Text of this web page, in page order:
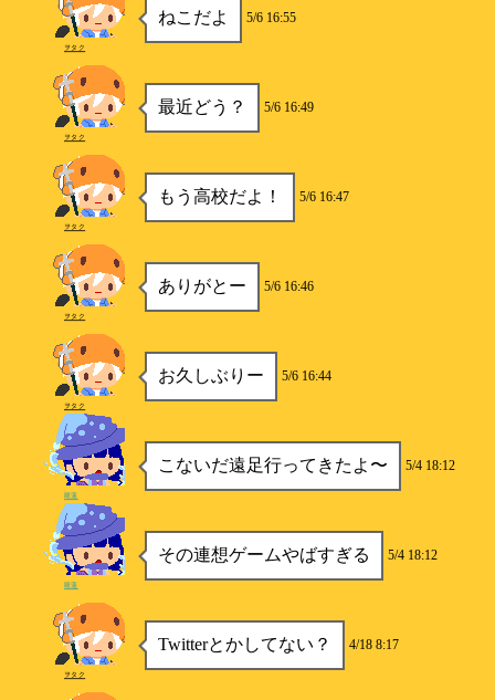
ねこだよ 5/6 16:55
ヲタク
最近どう？ 5/6 16:49
ヲタク
もう高校だよ！ 5/6 16:47
ヲタク
ありがとー 5/6 16:46
ヲタク
お久しぶりー 5/6 16:44
ヲタク
こないだ遠足行ってきたよ〜 5/4 18:12
睡蓮
その連想ゲームやばすぎる 5/4 18:12
睡蓮
Twitterとかしてない？ 4/18 8:17
ヲタク